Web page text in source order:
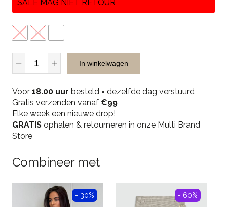
SALE MAG NIET RETOUR
S M
Musthaves
Blouse
-
Yellow
quantity
In winkelwagen
Voor 18.00 uur besteld = dezelfde dag verstuurd
Gratis verzenden vanaf €99
Elke week een nieuwe drop!
GRATIS ophalen & retourneren in onze Multi Brand
Store
Combineer met
- 30% - 60%